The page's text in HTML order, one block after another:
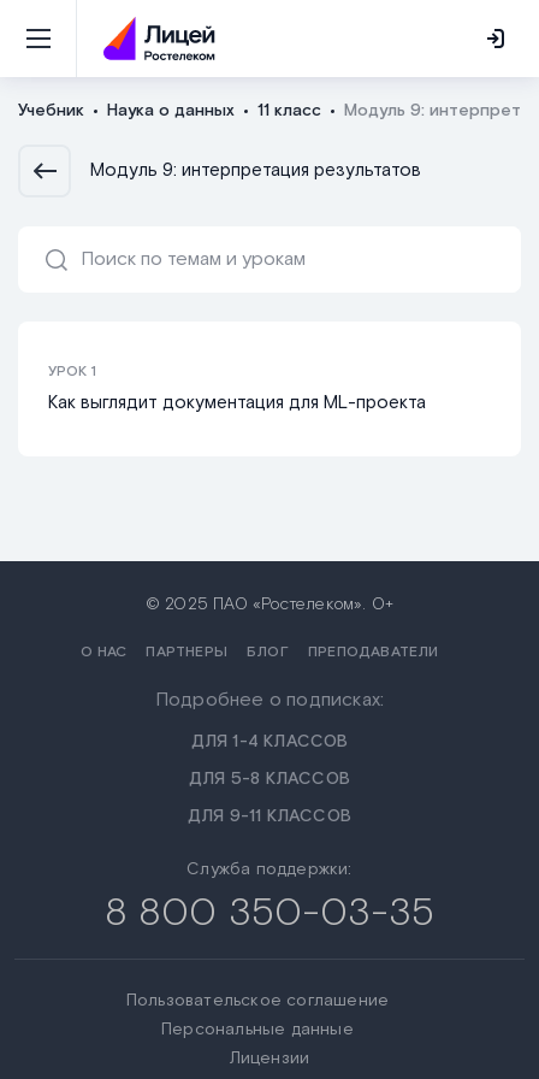
Учебник Наука о данных 11 класс Модуль 9:
Модуль 9: интерпретация результатов
УРОК 1
Как выглядит документация для ML-проекта
© 2025 ПАО «Ростелеком». 0+
О НАС ПАРТНЕРЫ БЛОГ ПРЕПОДАВАТЕЛИ
Подробнее о подписках:
ДЛЯ 1-4 КЛАССОВ
ДЛЯ 5-8 КЛАССОВ
ДЛЯ 9-11 КЛАССОВ
Служба поддержки:
8 800 350-03-35
Пользовательское соглашение
Персональные данные
Лицензии